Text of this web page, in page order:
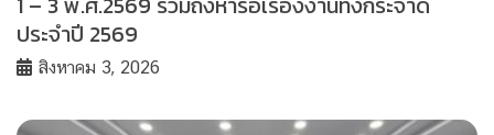
ประจำปี 2569
สิงหาคม 3, 2026